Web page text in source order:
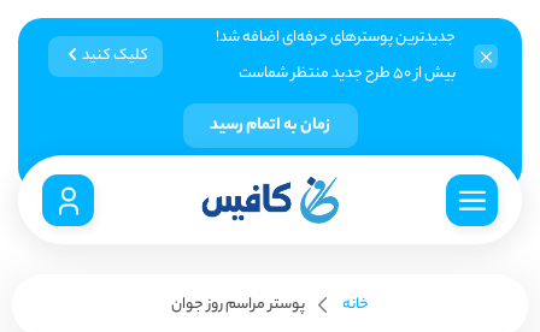
جدیدترین پوسترهای حرفه‌ای اضافه شد!
بیش از ۵۰ طرح جدید منتظر شماست
کلیک کنید
زمان به اتمام رسید
خانه پوستر مراسم روز جوان